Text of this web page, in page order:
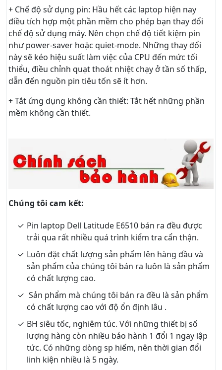
+ Chế độ sử dụng pin: Hầu hết các laptop hiện nay
điều tích hợp một phần mềm cho phép bạn thay đổi
chế độ sử dụng máy. Nên chọn chế độ tiết kiệm pin
như power-saver hoặc quiet-mode. Những thay đổi
này sẽ kéo hiệu suất làm việc của CPU đến mức tối
thiểu, điều chỉnh quạt thoát nhiệt chạy ở tần số thấp,
dẫn đến nguồn pin tiêu tốn sẽ ít hơn.
+ Tắt ứng dụng không cần thiết: Tắt hết những phần
mềm không cần thiết.
Chúng tôi cam kết:
Pin laptop Dell Latitude E6510 bán ra đều được
trải qua rất nhiều quá trình kiểm tra cẩn thận.
Luôn đặt chất lượng sản phẩm lên hàng đầu và
sản phẩm của chúng tôi bán ra luôn là sản phẩm
có chất lượng cao.
Sản phẩm mà chúng tôi bán ra đều là sản phẩm
có chất lượng cao với độ ổn định lâu .
BH siêu tốc, nghiêm túc. Với những thiết bị số
lượng hàng còn nhiều bảo hành 1 đổi 1 ngay lập
tức. Có những dòng sp hiếm, nên thời gian đổi
linh kiện nhiều là 5 ngày.